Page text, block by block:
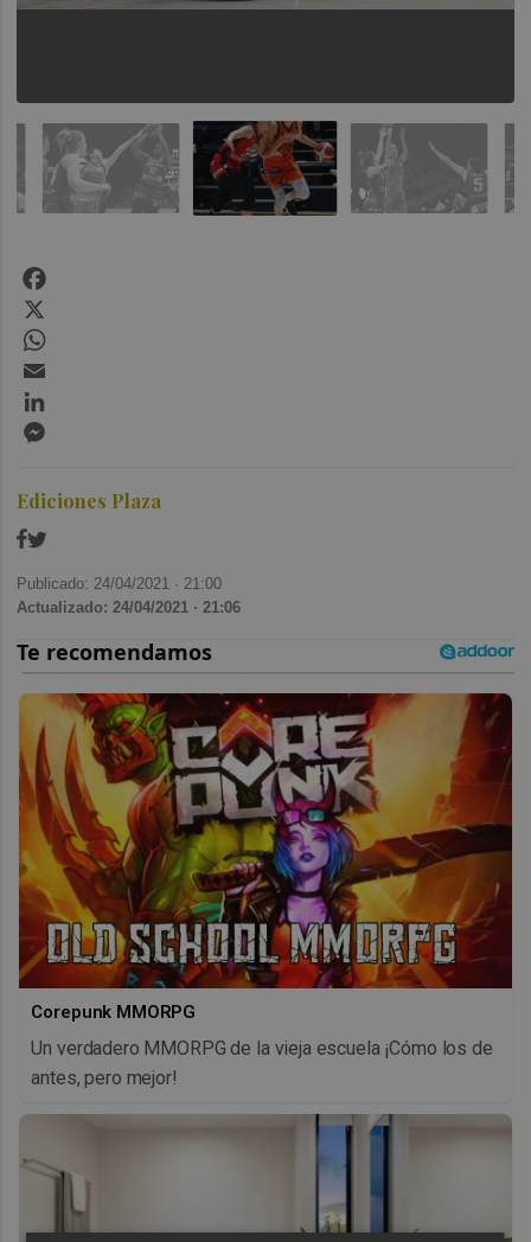
Ediciones Plaza
Publicado: 24/04/2021 · 21:00
Actualizado: 24/04/2021 · 21:06
Corepunk MMORPG
Un verdadero MMORPG de la vieja escuela ¡Cómo los de
antes, pero mejor!